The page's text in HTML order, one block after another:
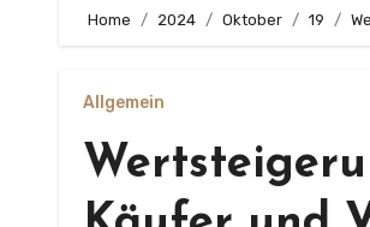
Home 2024 Oktober 19
Allgemein